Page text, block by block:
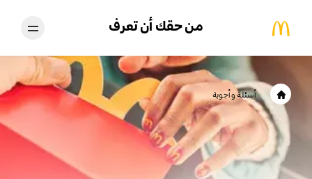
من حقك أن تعرف
أسئلة وأجوبة